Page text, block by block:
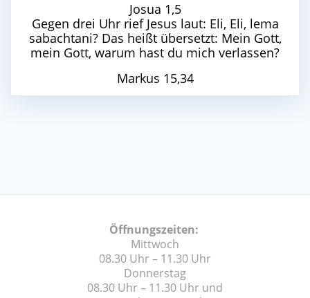
Josua 1,5
Gegen drei Uhr rief Jesus laut: Eli, Eli, lema
sabachtani? Das heißt übersetzt: Mein Gott,
mein Gott, warum hast du mich verlassen?
Markus 15,34
Öffnungszeiten:
Mittwoch
08.30 Uhr – 11.30 Uhr
Donnerstag
08.30 Uhr – 11.30 Uhr und